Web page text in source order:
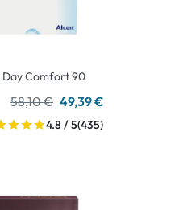
Day Comfort 90
58,10 € 49,39 €
4.8 / 5(435)